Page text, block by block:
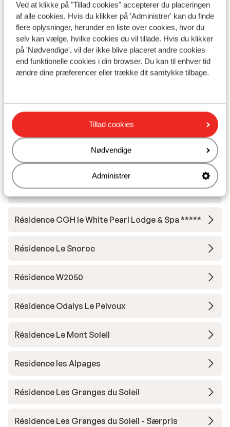
Ved at klikke på "Tillad cookies" accepterer du placeringen
af alle cookies. Hvis du klikker på 'Administrer' kan du finde
flere oplysninger, herunder en liste over cookies, hvor du
selv kan vælge, hvilke cookies du vil tillade. Hvis du klikker
på 'Nødvendige', vil der ikke blive placeret andre cookies
end funktionelle cookies i din browser. Du kan til enhver tid
ændre dine præferencer eller trække dit samtykke tilbage.
Tillad cookies
Nødvendige
Administrer
Skileje
Andre overnatningssteder i La Plagne
Hotel Carlina Belle Plagne
Résidence MGM Manaka
Résidence CGH le White Pearl Lodge & Spa *****
- Særpris
Résidence CGH le White Pearl Lodge & Spa *****
Résidence Le Snoroc
Résidence W2050
Résidence Odalys Le Pelvoux
Résidence Le Mont Soleil
Residence les Alpages
Résidence Les Granges du Soleil
Résidence Les Granges du Soleil - Særpris